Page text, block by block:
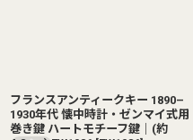
フランスアンティークキー 1890–
1930年代 懐中時計・ゼンマイ式用
巻き鍵 ハートモチーフ鍵｜(約